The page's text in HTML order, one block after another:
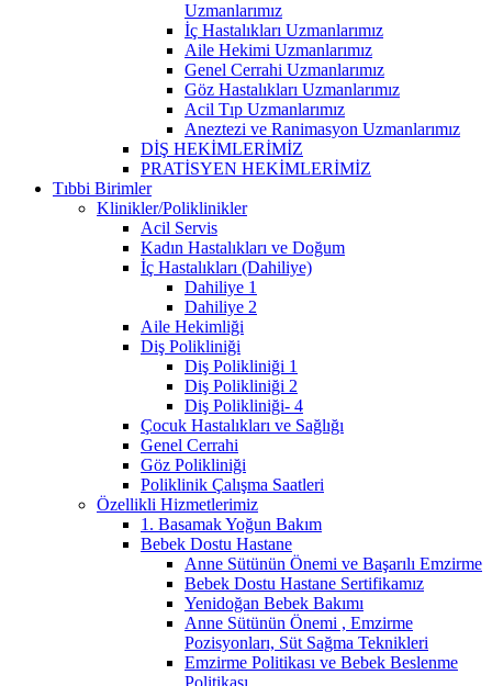
Uzmanlarımız
İç Hastalıkları Uzmanlarımız
Aile Hekimi Uzmanlarımız
Genel Cerrahi Uzmanlarımız
Göz Hastalıkları Uzmanlarımız
Acil Tıp Uzmanlarımız
Aneztezi ve Ranimasyon Uzmanlarımız
DİŞ HEKİMLERİMİZ
PRATİSYEN HEKİMLERİMİZ
Tıbbi Birimler
Klinikler/Poliklinikler
Acil Servis
Kadın Hastalıkları ve Doğum
İç Hastalıkları (Dahiliye)
Dahiliye 1
Dahiliye 2
Aile Hekimliği
Diş Polikliniği
Diş Polikliniği 1
Diş Polikliniği 2
Diş Polikliniği- 4
Çocuk Hastalıkları ve Sağlığı
Genel Cerrahi
Göz Polikliniği
Poliklinik Çalışma Saatleri
Özellikli Hizmetlerimiz
1. Basamak Yoğun Bakım
Bebek Dostu Hastane
Anne Sütünün Önemi ve Başarılı Emzirme
Bebek Dostu Hastane Sertifikamız
Yenidoğan Bebek Bakımı
Anne Sütünün Önemi , Emzirme
Pozisyonları, Süt Sağma Teknikleri
Emzirme Politikası ve Bebek Beslenme
Politikası